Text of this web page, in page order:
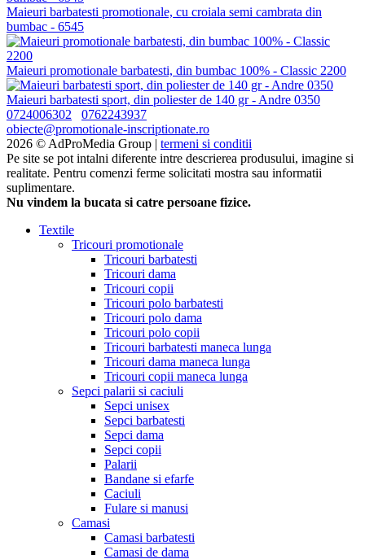
Maieuri barbatesti promotionale, cu croiala semi cambrata din
bumbac - 6545
Maieuri promotionale barbatesti, din bumbac 100% - Classic 2200
Maieuri barbatesti sport, din poliester de 140 gr - Andre 0350
0724006302
0762243937
obiecte@promotionale-inscriptionate.ro
2026 © AdProMedia Group | termeni si conditii
Pe site se pot intalni diferente intre descrierea produsului, imagine si
realitate. Pentru comenzi ferme solicitati mostra sau informatii
suplimentare.
Nu vindem la bucata si catre persoane fizice.
Textile
Tricouri promotionale
Tricouri barbatesti
Tricouri dama
Tricouri copii
Tricouri polo barbatesti
Tricouri polo dama
Tricouri polo copii
Tricouri barbatesti maneca lunga
Tricouri dama maneca lunga
Tricouri copii maneca lunga
Sepci palarii si caciuli
Sepci unisex
Sepci barbatesti
Sepci dama
Sepci copii
Palarii
Bandane si efarfe
Caciuli
Fulare si manusi
Camasi
Camasi barbatesti
Camasi de dama